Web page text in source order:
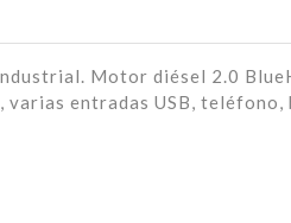
Motor diésel 2.0
varias entradas USB,